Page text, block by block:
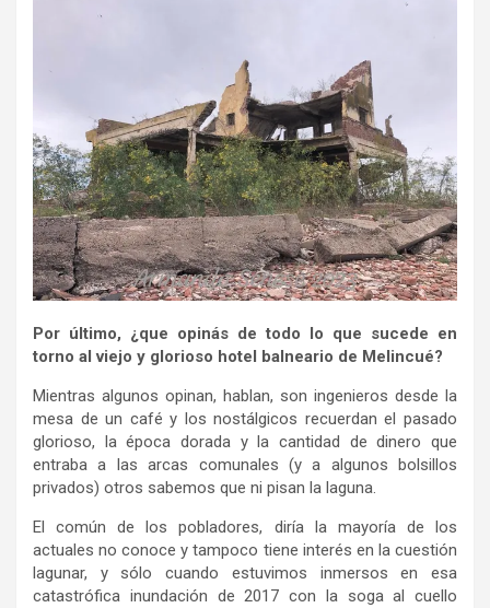
Por último, ¿que opinás de todo lo que sucede en
torno al viejo y glorioso hotel balneario de Melincué?
Mientras algunos opinan, hablan, son ingenieros desde la
mesa de un café y los nostálgicos recuerdan el pasado
glorioso, la época dorada y la cantidad de dinero que
entraba a las arcas comunales (y a algunos bolsillos
privados) otros sabemos que ni pisan la laguna.
El común de los pobladores, diría la mayoría de los
actuales no conoce y tampoco tiene interés en la cuestión
lagunar, y sólo cuando estuvimos inmersos en esa
catastrófica inundación de 2017 con la soga al cuello